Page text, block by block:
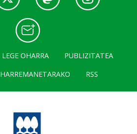
LEGE OHARRA
PUBLIZITATEA
HARREMANETARAKO RSS